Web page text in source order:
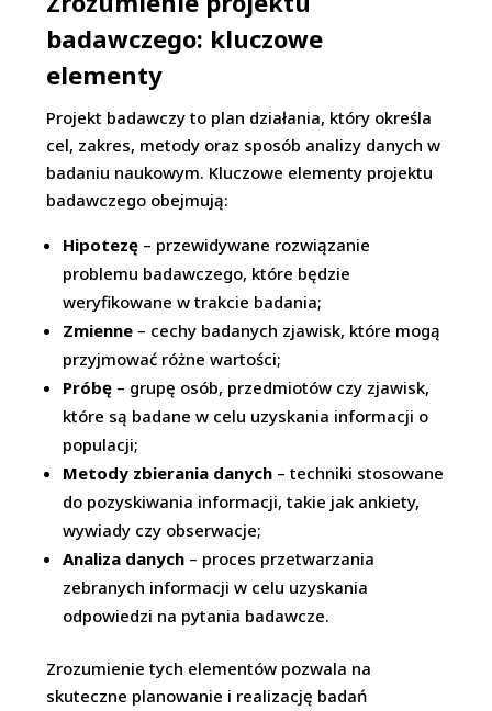
badawczego: kluczowe
elementy
Projekt badawczy to plan działania, który określa
cel, zakres, metody oraz sposób analizy danych w
badaniu naukowym. Kluczowe elementy projektu
badawczego obejmują:
Hipotezę – przewidywane rozwiązanie
problemu badawczego, które będzie
weryfikowane w trakcie badania;
Zmienne – cechy badanych zjawisk, które mogą
przyjmować różne wartości;
Próbę – grupę osób, przedmiotów czy zjawisk,
które są badane w celu uzyskania informacji o
populacji;
Metody zbierania danych – techniki stosowane
do pozyskiwania informacji, takie jak ankiety,
wywiady czy obserwacje;
Analiza danych – proces przetwarzania
zebranych informacji w celu uzyskania
odpowiedzi na pytania badawcze.
Zrozumienie tych elementów pozwala na
skuteczne planowanie i realizację badań